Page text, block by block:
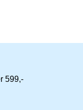
599,-